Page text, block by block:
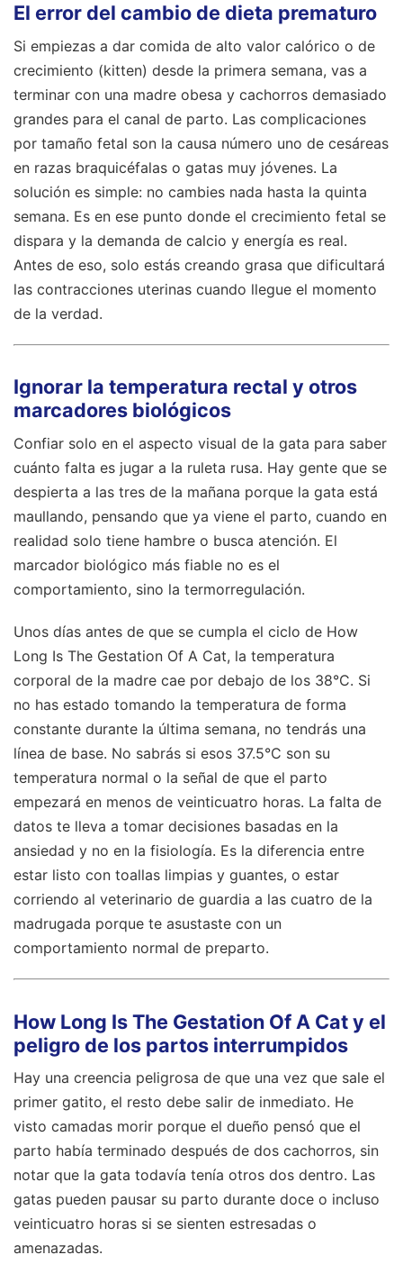
El error del cambio de dieta prematuro
Si empiezas a dar comida de alto valor calórico o de
crecimiento (kitten) desde la primera semana, vas a
terminar con una madre obesa y cachorros demasiado
grandes para el canal de parto. Las complicaciones
por tamaño fetal son la causa número uno de cesáreas
en razas braquicéfalas o gatas muy jóvenes. La
solución es simple: no cambies nada hasta la quinta
semana. Es en ese punto donde el crecimiento fetal se
dispara y la demanda de calcio y energía es real.
Antes de eso, solo estás creando grasa que dificultará
las contracciones uterinas cuando llegue el momento
de la verdad.
Ignorar la temperatura rectal y otros
marcadores biológicos
Confiar solo en el aspecto visual de la gata para saber
cuánto falta es jugar a la ruleta rusa. Hay gente que se
despierta a las tres de la mañana porque la gata está
maullando, pensando que ya viene el parto, cuando en
realidad solo tiene hambre o busca atención. El
marcador biológico más fiable no es el
comportamiento, sino la termorregulación.
Unos días antes de que se cumpla el ciclo de How
Long Is The Gestation Of A Cat, la temperatura
corporal de la madre cae por debajo de los 38°C. Si
no has estado tomando la temperatura de forma
constante durante la última semana, no tendrás una
línea de base. No sabrás si esos 37.5°C son su
temperatura normal o la señal de que el parto
empezará en menos de veinticuatro horas. La falta de
datos te lleva a tomar decisiones basadas en la
ansiedad y no en la fisiología. Es la diferencia entre
estar listo con toallas limpias y guantes, o estar
corriendo al veterinario de guardia a las cuatro de la
madrugada porque te asustaste con un
comportamiento normal de preparto.
How Long Is The Gestation Of A Cat y el
peligro de los partos interrumpidos
Hay una creencia peligrosa de que una vez que sale el
primer gatito, el resto debe salir de inmediato. He
visto camadas morir porque el dueño pensó que el
parto había terminado después de dos cachorros, sin
notar que la gata todavía tenía otros dos dentro. Las
gatas pueden pausar su parto durante doce o incluso
veinticuatro horas si se sienten estresadas o
amenazadas.